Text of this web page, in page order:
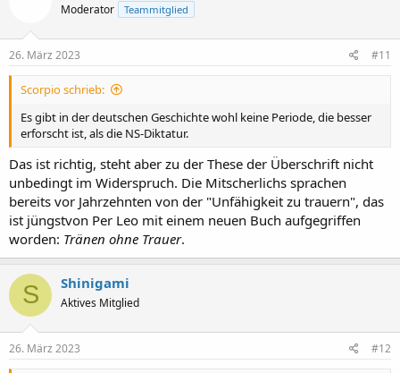
n
e
Moderator Teammitglied
26. März 2023 #11
Scorpio schrieb:
Es gibt in der deutschen Geschichte wohl keine Periode, die besser
erforscht ist, als die NS-Diktatur.
Das ist richtig, steht aber zu der These der Überschrift nicht
unbedingt im Widerspruch. Die Mitscherlichs sprachen
bereits vor Jahrzehnten von der "Unfähigkeit zu trauern", das
ist jüngstvon Per Leo mit einem neuen Buch aufgegriffen
worden: Tränen ohne Trauer.
S Shinigami
Aktives Mitglied
26. März 2023 #12